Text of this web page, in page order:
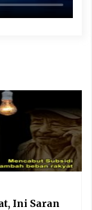
Ini Saran